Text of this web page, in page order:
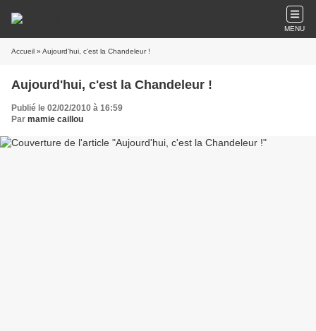
MENU
Accueil » Aujourd'hui, c'est la Chandeleur !
Aujourd'hui, c'est la Chandeleur !
Publié le 02/02/2010 à 16:59
Par mamie caillou